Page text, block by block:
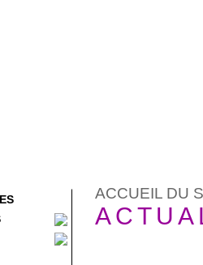
ACCUEIL DU